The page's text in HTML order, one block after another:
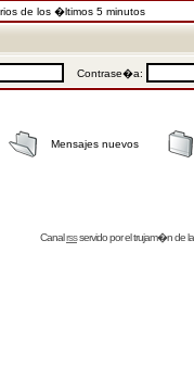
de los �ltimos 5 minutos
Contrase�a:
Mensajes nuevos
Canalrssservido por eltrujam�nde